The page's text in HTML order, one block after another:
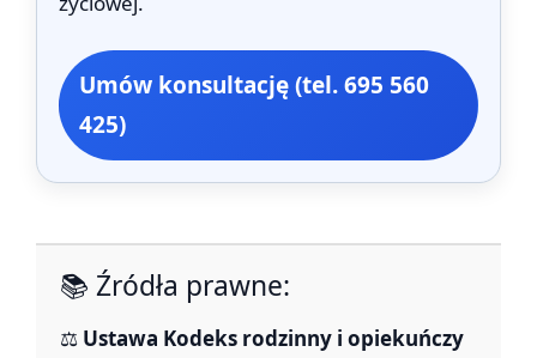
Umów konsultację (tel. 695 560
425)
📚 Źródła prawne:
⚖️ Ustawa Kodeks rodzinny i opiekuńczy